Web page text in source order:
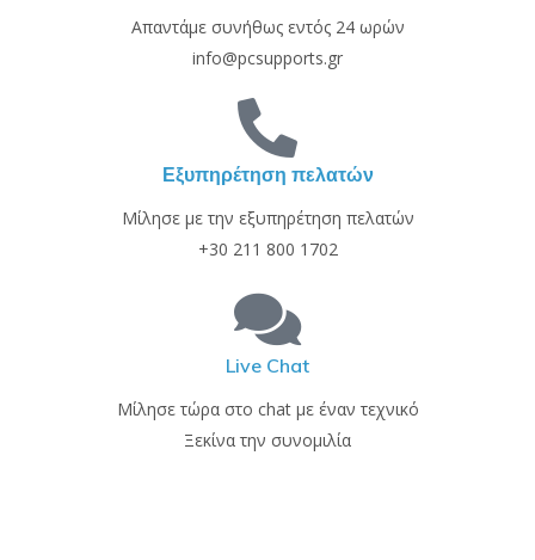
Απαντάμε συνήθως εντός 24 ωρών
info@pcsupports.gr
Εξυπηρέτηση πελατών
Μίλησε με την εξυπηρέτηση πελατών
+30 211 800 1702
Live Chat
Μίλησε τώρα στο chat με έναν τεχνικό
Ξεκίνα την συνομιλία